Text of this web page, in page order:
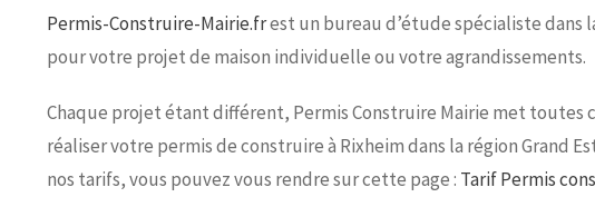
Permis-Construire-Mairie.frest un bureau d’étude spécialiste dans
pour votre projet de maison individuelle ou votre agrandissements.
Chaque projet étant différent, Permis Construire Mairie met toutes
réaliser votre permis de construire à Rixheim dans la région Grand
nos tarifs, vous pouvez vous rendre sur cette page : Tarif Permis